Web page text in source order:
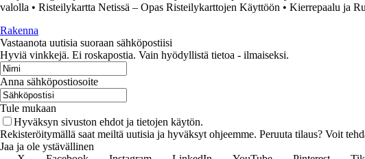
valolla • Risteilykartta Netissä – Opas Risteilykarttojen Käyttöön • Kierrepaalu ja
Rakenna
Vastaanota uutisia suoraan sähköpostiisi
Hyviä vinkkejä. Ei roskapostia. Vain hyödyllistä tietoa - ilmaiseksi.
Anna sähköpostiosoite
Tule mukaan
Hyväksyn sivuston ehdot ja tietojen käytön.
Rekisteröitymällä saat meiltä uutisia ja hyväksyt ohjeemme. Peruuta tilaus? Voit
Jaa ja ole ystävällinen